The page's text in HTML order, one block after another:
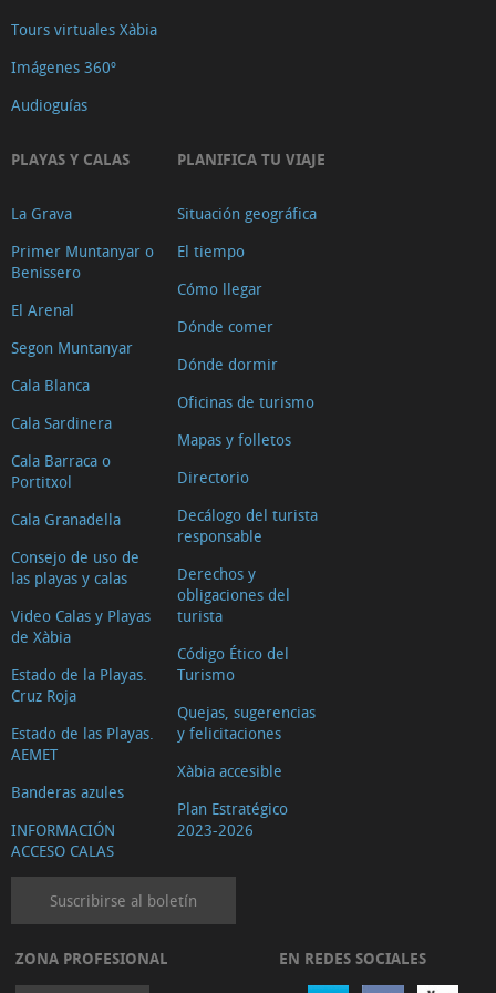
Tours virtuales Xàbia
Imágenes 360º
Audioguías
PLAYAS Y CALAS
La Grava
Primer Muntanyar o
Benissero
El Arenal
Segon Muntanyar
Cala Blanca
Cala Sardinera
Cala Barraca o
Portitxol
Cala Granadella
Consejo de uso de
las playas y calas
Video Calas y Playas
de Xàbia
Estado de la Playas.
Cruz Roja
Estado de las Playas.
AEMET
Banderas azules
INFORMACIÓN
ACCESO CALAS
PLANIFICA TU VIAJE
Situación geográfica
El tiempo
Cómo llegar
Dónde comer
Dónde dormir
Oficinas de turismo
Mapas y folletos
Directorio
Decálogo del turista
responsable
Derechos y
obligaciones del
turista
Código Ético del
Turismo
Quejas, sugerencias
y felicitaciones
Xàbia accesible
Plan Estratégico
2023-2026
Suscribirse al boletín
ZONA PROFESIONAL EN REDES SOCIALES